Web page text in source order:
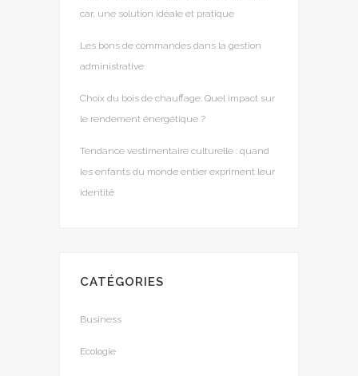
car, une solution idéale et pratique
Les bons de commandes dans la gestion
administrative
Choix du bois de chauffage: Quel impact sur
le rendement énergétique ?
Tendance vestimentaire culturelle : quand
les enfants du monde entier expriment leur
identité
CATÉGORIES
Business
Ecologie